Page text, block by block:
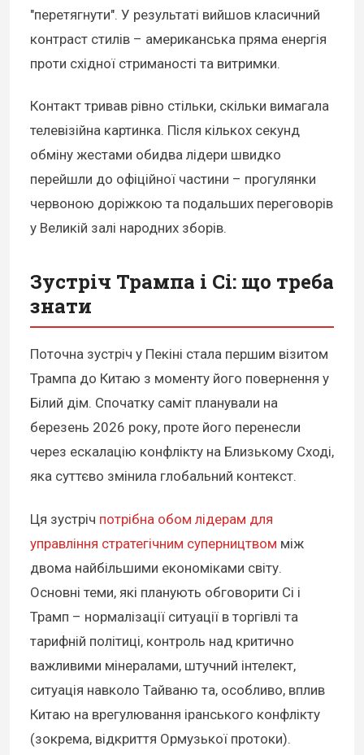
"перетягнути". У результаті вийшов класичний
контраст стилів – американська пряма енергія
проти східної стриманості та витримки.
Контакт тривав рівно стільки, скільки вимагала
телевізійна картинка. Після кількох секунд
обміну жестами обидва лідери швидко
перейшли до офіційної частини – прогулянки
червоною доріжкою та подальших переговорів
у Великій залі народних зборів.
Зустріч Трампа і Сі: що треба
знати
Поточна зустріч у Пекіні стала першим візитом
Трампа до Китаю з моменту його повернення у
Білий дім. Спочатку саміт планували на
березень 2026 року, проте його перенесли
через ескалацію конфлікту на Близькому Сході,
яка суттєво змінила глобальний контекст.
Ця зустріч потрібна обом лідерам для
управління стратегічним суперництвом між
двома найбільшими економіками світу.
Основні теми, які планують обговорити Сі і
Трамп – нормалізації ситуації в торгівлі та
тарифній політиці, контроль над критично
важливими мінералами, штучний інтелект,
ситуація навколо Тайваню та, особливо, вплив
Китаю на врегулювання іранського конфлікту
(зокрема, відкриття Ормузької протоки).